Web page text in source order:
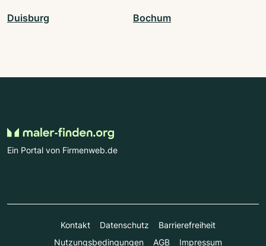
Duisburg Bochum
Ein Portal von Firmenweb.de
Kontakt Datenschutz
Barrierefreiheit
Nutzungsbedingungen
AGB Impressum